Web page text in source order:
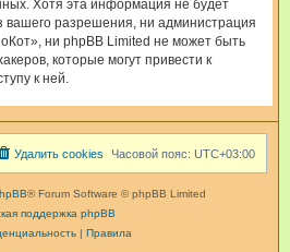
Хотя эта информация не будет
вашего разрешения, ни администрация
ни phpBB Limited не может быть
которые могут привести к
к ней.
Часовой пояс: UTC+03:00
Удалить cookies
® Forum Software © phpBB Limited
поддержка phpBB
| Правила